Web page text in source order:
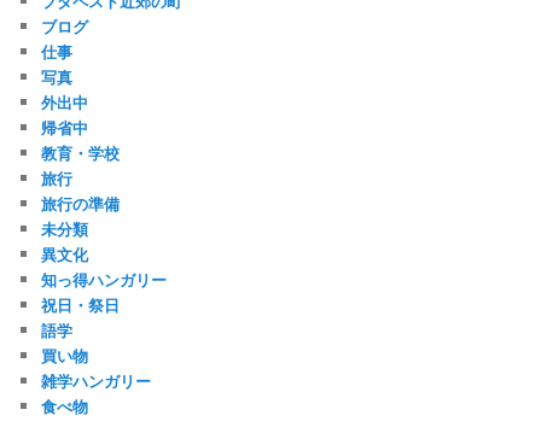
ブログ
仕事
写真
外出中
帰省中
教育・学校
旅行
旅行の準備
未分類
異文化
知っ得ハンガリー
祝日・祭日
語学
買い物
雑学ハンガリー
食べ物